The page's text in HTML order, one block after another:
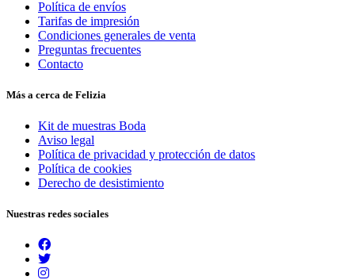
Política de envíos
Tarifas de impresión
Condiciones generales de venta
Preguntas frecuentes
Contacto
Más a cerca de Felizia
Kit de muestras Boda
Aviso legal
Política de privacidad y protección de datos
Política de cookies
Derecho de desistimiento
Nuestras redes sociales